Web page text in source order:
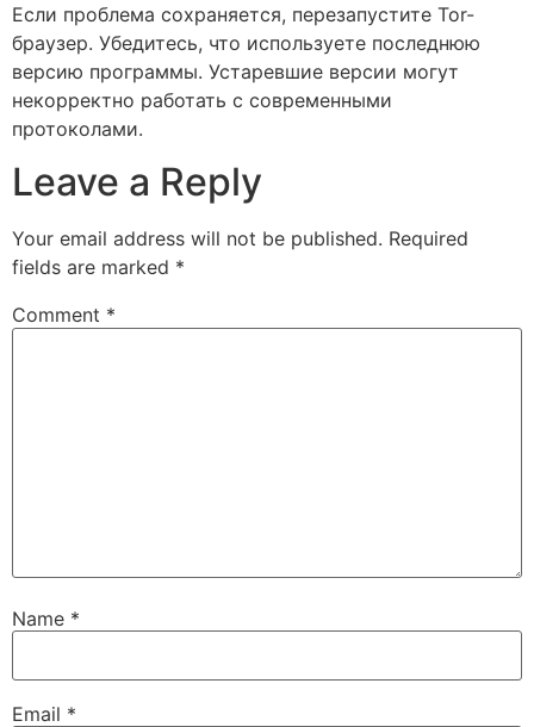
Если проблема сохраняется, перезапустите Tor-
браузер. Убедитесь, что используете последнюю
версию программы. Устаревшие версии могут
некорректно работать с современными
протоколами.
Leave a Reply
Your email address will not be published. Required
fields are marked *
Comment *
Name *
Email *